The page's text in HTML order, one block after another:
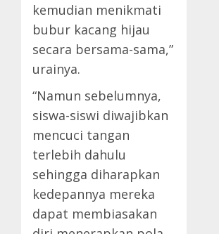
kemudian menikmati
bubur kacang hijau
secara bersama-sama,”
urainya.
“Namun sebelumnya,
siswa-siswi diwajibkan
mencuci tangan
terlebih dahulu
sehingga diharapkan
kedepannya mereka
dapat membiasakan